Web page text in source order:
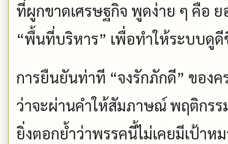
ที่ผูกขาดเศรษฐกิจ พูดง่าย ๆ คือ
“พื้นที่บริหาร” เพื่อทำให้ระบบดู
การยืนยันท่าที “จงรักภักดี” ของ
ว่าจะผ่านคำให้สัมภาษณ์ พฤติกร
ยิ่งตอกย้ำว่าพรรคนี้ไม่เคยมีเป้า